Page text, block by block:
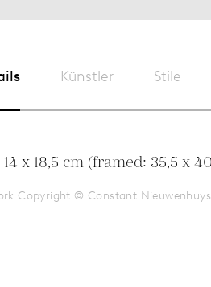
Künstler Stile
Copyright © Constant Nieuwenhuys